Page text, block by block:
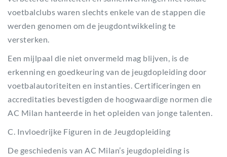
voetbalclubs waren slechts enkele van de stappen die
werden genomen om de jeugdontwikkeling te
versterken.
Een mijlpaal die niet onvermeld mag blijven, is de
erkenning en goedkeuring van de jeugdopleiding door
voetbalautoriteiten en instanties. Certificeringen en
accreditaties bevestigden de hoogwaardige normen die
AC Milan hanteerde in het opleiden van jonge talenten.
C. Invloedrijke Figuren in de Jeugdopleiding
De geschiedenis van AC Milan’s jeugdopleiding is